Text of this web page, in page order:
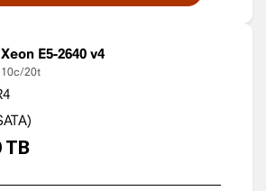
Xeon E5-2640 v4
10c/20t
TB